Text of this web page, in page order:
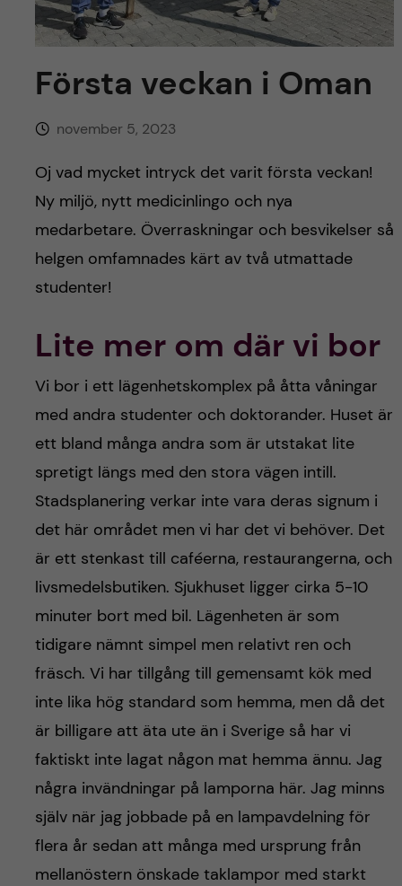
l
t
y
Första veckan i Oman
november 5, 2023
Oj vad mycket intryck det varit första veckan!
Ny miljö, nytt medicinlingo och nya
medarbetare. Överraskningar och besvikelser så
helgen omfamnades kärt av två utmattade
studenter!
Lite mer om där vi bor
Vi bor i ett lägenhetskomplex på åtta våningar
med andra studenter och doktorander. Huset är
ett bland många andra som är utstakat lite
spretigt längs med den stora vägen intill.
Stadsplanering verkar inte vara deras signum i
det här området men vi har det vi behöver. Det
är ett stenkast till caféerna, restaurangerna, och
livsmedelsbutiken. Sjukhuset ligger cirka 5-10
minuter bort med bil. Lägenheten är som
tidigare nämnt simpel men relativt ren och
fräsch. Vi har tillgång till gemensamt kök med
inte lika hög standard som hemma, men då det
är billigare att äta ute än i Sverige så har vi
faktiskt inte lagat någon mat hemma ännu. Jag
några invändningar på lamporna här. Jag minns
själv när jag jobbade på en lampavdelning för
flera år sedan att många med ursprung från
mellanöstern önskade taklampor med starkt